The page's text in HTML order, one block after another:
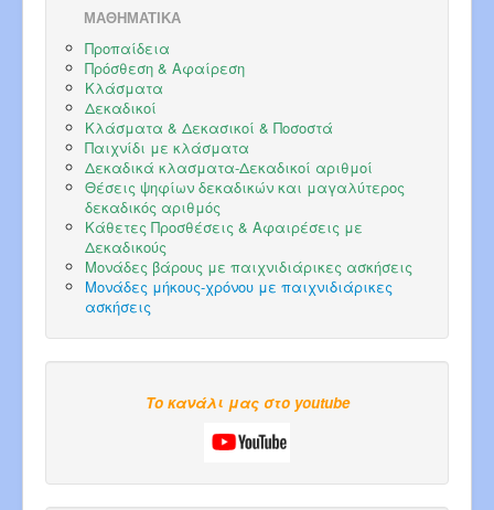
ΜΑΘΗΜΑΤΙΚΑ
Προπαίδεια
Πρόσθεση & Αφαίρεση
Κλάσματα
Δεκαδικοί
Κλάσματα & Δεκασικοί & Ποσοστά
Παιχνίδι με κλάσματα
Δεκαδικά κλασματα-Δεκαδικοί αριθμοί
Θέσεις ψηφίων δεκαδικών και μαγαλύτερος
δεκαδικός αριθμός
Κάθετες Προσθέσεις & Αφαιρέσεις με
Δεκαδικούς
Μονάδες βάρους με παιχνιδιάρικες ασκήσεις
Μονάδες μήκους-χρόνου με παιχνιδιάρικες
ασκήσεις
Το κανάλι μας στο youtube